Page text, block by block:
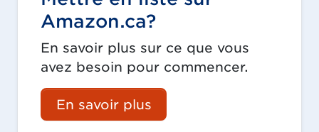
Amazon.ca?
En savoir plus sur ce que vous
avez besoin pour commencer.
En savoir plus